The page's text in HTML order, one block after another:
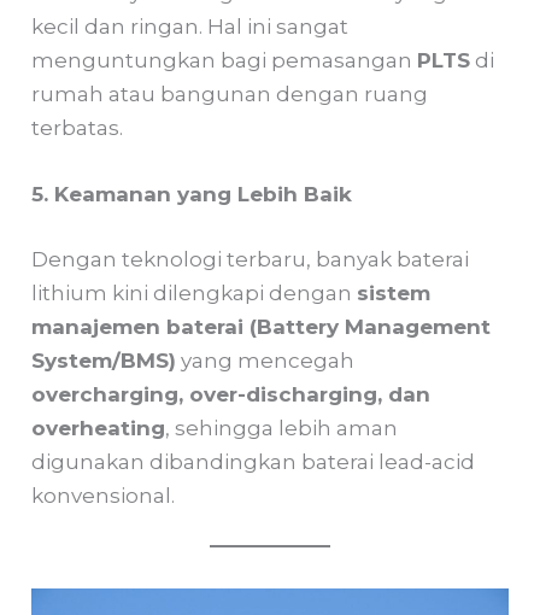
kecil dan ringan. Hal ini sangat
menguntungkan bagi pemasangan PLTS di
rumah atau bangunan dengan ruang
terbatas.
5. Keamanan yang Lebih Baik
Dengan teknologi terbaru, banyak baterai
lithium kini dilengkapi dengan sistem
manajemen baterai (Battery Management
System/BMS) yang mencegah
overcharging, over-discharging, dan
overheating, sehingga lebih aman
digunakan dibandingkan baterai lead-acid
konvensional.